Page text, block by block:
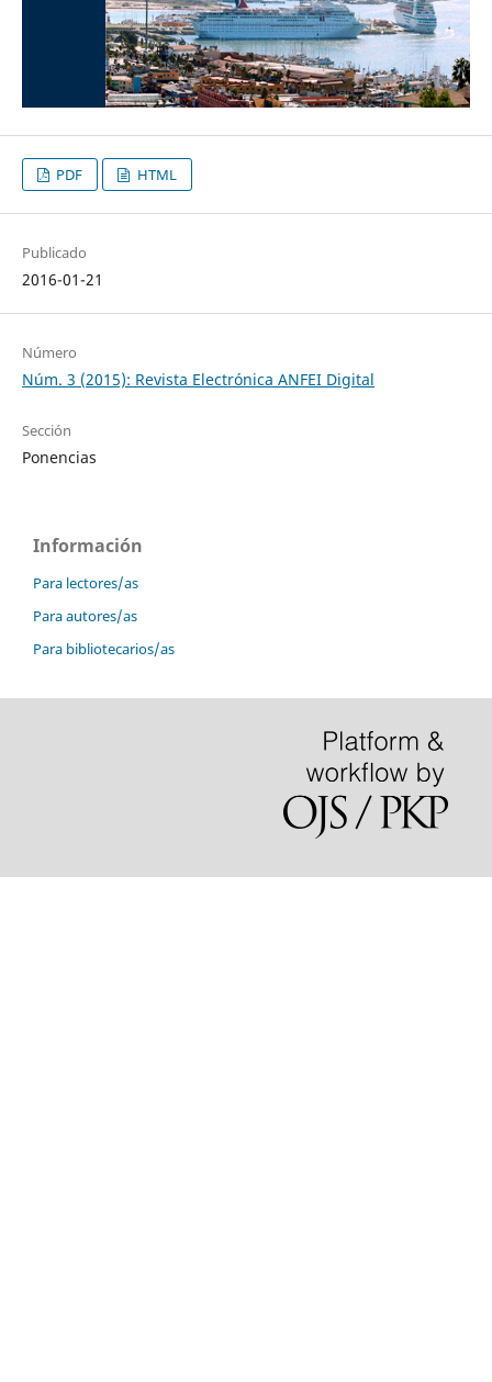
PDF HTML
Publicado
2016-01-21
Número
Núm. 3 (2015): Revista Electrónica ANFEI Digital
Sección
Ponencias
Información
Para lectores/as
Para autores/as
Para bibliotecarios/as